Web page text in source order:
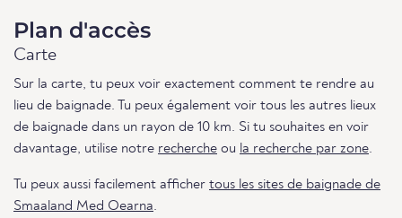
Plan d'accès
Carte
Sur la carte, tu peux voir exactement comment te rendre au
lieu de baignade. Tu peux également voir tous les autres lieux
de baignade dans un rayon de 10 km. Si tu souhaites en voir
davantage, utilise notre recherche ou la recherche par zone.
Tu peux aussi facilement afficher tous les sites de baignade de
Smaaland Med Oearna.